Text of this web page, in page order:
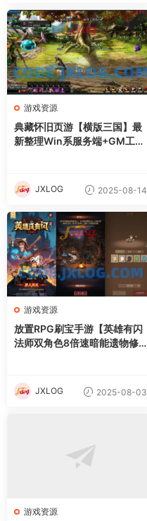
游戏资源
典藏怀旧页游【横版三国】最
新整理Win系服务端+GM工具
JXLOG 2025-08-14
游戏资源
放置RPG刷宝手游【英雄有闪
法师双角色8倍速暗能遗物修
地注册+加解密工具+运维后台
+管理后台+代理后台+CDK授
JXLOG 2025-08-03
游戏资源